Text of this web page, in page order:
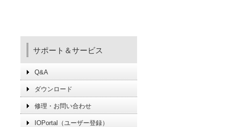
サポート＆サービス
Q&A
ダウンロード
修理・お問い合わせ
IOPortal（ユーザー登録）